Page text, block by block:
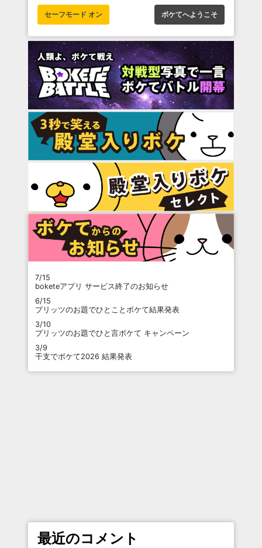
セーフモード オン ボケてへようこそ
7/15
boketeアプリ サービス終了のお知らせ
6/15
プリッツのお題でひとことボケて結果発表
3/10
プリッツのお題でひと言ボケて キャンペーン
3/9
干支でボケて2026 結果発表
最近のコメント